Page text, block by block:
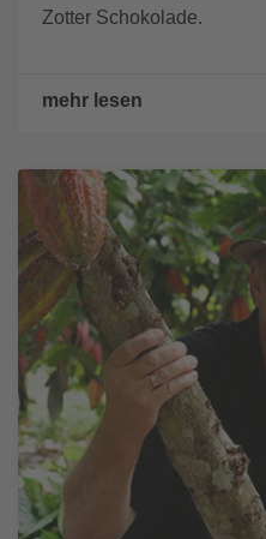
Zotter Schokolade.
mehr lesen